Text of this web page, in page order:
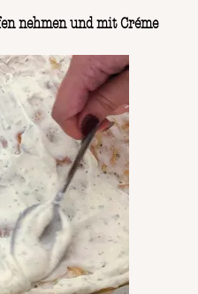
nehmen und mit Créme